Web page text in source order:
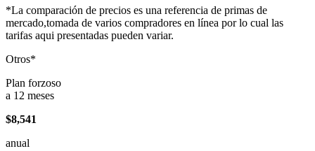
*La comparación de precios es una referencia de primas de
mercado,tomada de varios compradores en línea por lo cual las
tarifas aqui presentadas pueden variar.
Otros*
Plan forzoso
a 12 meses
$8,541
anual